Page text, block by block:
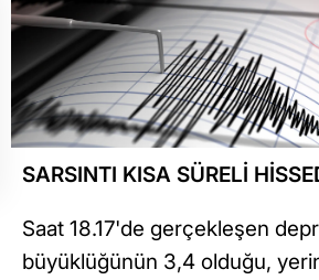
SARSINTI KISA SÜRELİ
Saat 18.17'de gerçekleşen
büyüklüğünün 3,4 olduğu,